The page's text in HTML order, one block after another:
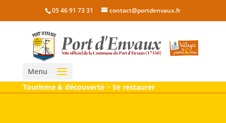
05 46 91 73 31 contact@portdenvaux.fr
Menu
Tourisme & découverte> Se restaurer